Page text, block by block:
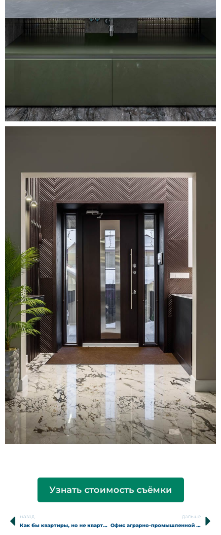
Узнать стоимость съёмки
Prev
назад
Как бы квартиры, но не квартиры
дальше
Офис аграрно-промышленной компании